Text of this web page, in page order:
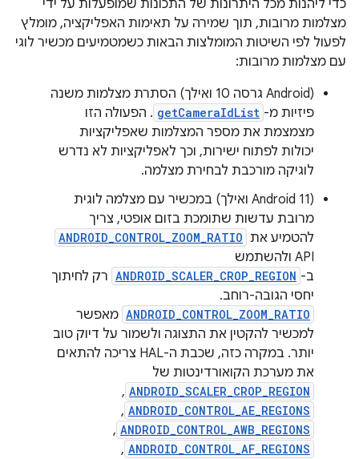
כדי ליהנות מכל היתרונות של התכונות שמופעלות על ידי
מצלמות מרובות, תוך שמירה על תאימות האפליקציה, מומלץ
לפעול לפי השיטות המומלצות הבאות כשמטמיעים מכשיר לוגי
עם מצלמות מרובות:
(Android גרסה 10 ואילך) הסתרת מצלמות משנה
פיזיות מ- getCameraIdList . הפעולה הזו
מצמצמת את מספר המצלמות שאפליקציות
יכולות לפתוח ישירות, וכך לאפליקציות לא נדרש
לוגיקה מורכבת לבחירת מצלמה.
(Android 11 ואילך) במכשיר עם מצלמה לוגית
מרובת עדשות שתומכת בזום אופטי, צריך
להטמיע את ANDROID_CONTROL_ZOOM_RATIO
API ולהשתמש
ב- ANDROID_SCALER_CROP_REGION רק לחיתוך
יחסי הגובה-רוחב.
ANDROID_CONTROL_ZOOM_RATIO מאפשר
למכשיר להקטין את התצוגה ולשמור על דיוק טוב
יותר. במקרה כזה, שכבת ה-HAL צריכה להתאים
את מערכת הקואורדינטות של
ANDROID_SCALER_CROP_REGION
,‏
ANDROID_CONTROL_AE_REGIONS
,‏
ANDROID_CONTROL_AWB_REGIONS
,‏
ANDROID_CONTROL_AF_REGIONS
,‏